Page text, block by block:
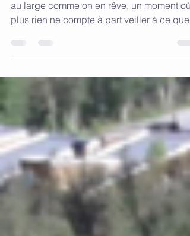
Mariehamn 3 en 2024 de Porto
à Madère
La nuit est calme, claire. Une nuit de veille
plus rien ne compte à part veiller à ce que
bateau avance vers sa destination. Il y a un
peu plus d’une semaine, nous sommes
partis de Povoa de Varzim et avons fait un
arrêt à Porto, à la lagune d’Aveiro, à
temple du surf et lieu branché du genre
"place to be" si vous voulez vraiment en
Les quais de Porto avec les barques qui
servaient autrefois à descendre le vin du
Douro N